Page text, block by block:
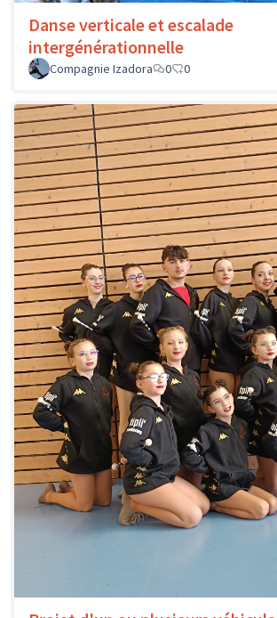
Danse verticale et escalade
intergénérationnelle
Compagnie Izadora
0 0